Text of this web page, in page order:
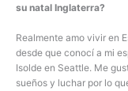
su natal Inglaterra?
Realmente amo vivir en
desde que conocí a mi
Isolde en Seattle. Me
sueños y luchar por lo